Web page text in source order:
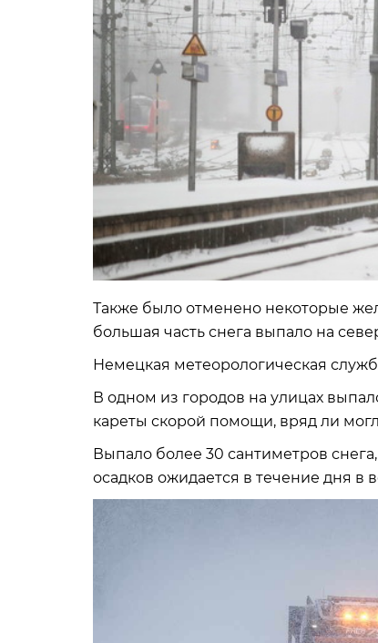
Также было отменено некоторые
большая часть снега выпало на
Немецкая метеорологическая
В одном из городов на улицах
кареты скорой помощи, вряд ли
Выпало более 30 сантиметров снега,
осадков ожидается в течение дня в